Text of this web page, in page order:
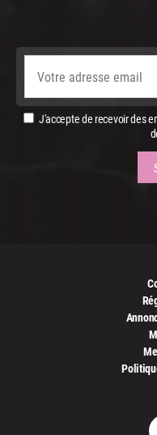
J'accepte de recevoir des